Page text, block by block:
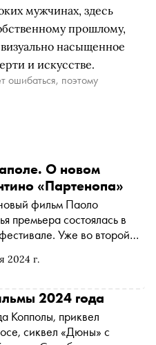
мужчинах, здесь
прошлому,
насыщенное
и искусстве.
ошибаться, поэтому
2024 г.
О новом
«Партенопа»
фильм Паоло
премьера состоялась в
Уже во второй
за что критикуют
«Сноба»
2024 года
Копполы, приквел
сиквел «Дюны» с